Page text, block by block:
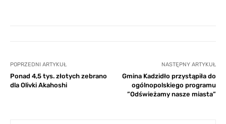
POPRZEDNI ARTYKUŁ
Ponad 4,5 tys. złotych zebrano
dla Olivki Akahoshi
NASTĘPNY ARTYKUŁ
Gmina Kadzidło przystąpiła do
ogólnopolskiego programu
”Odświeżamy nasze miasta”